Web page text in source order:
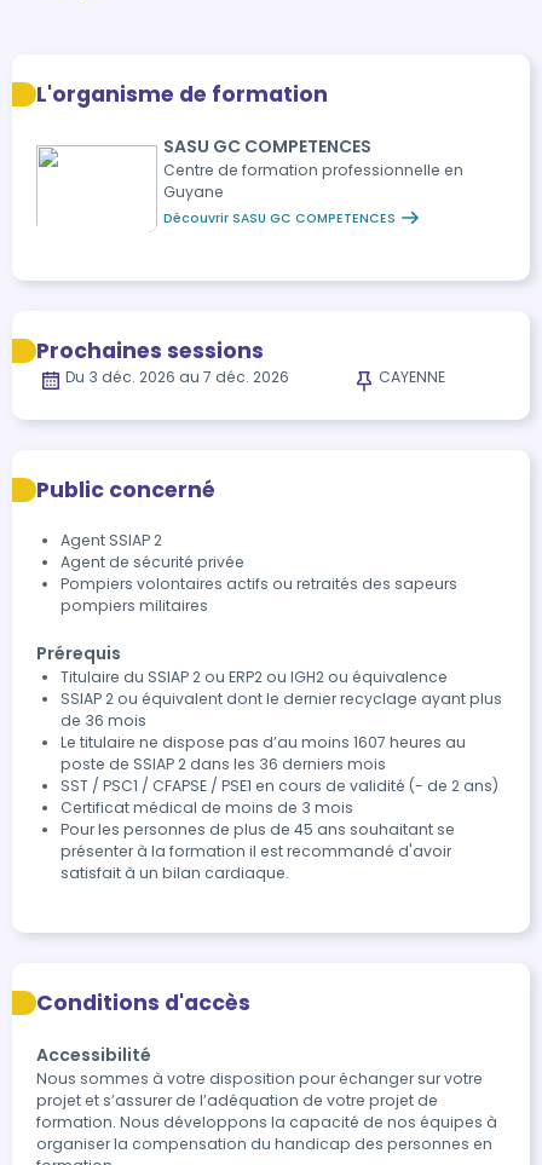
L'organisme de formation
SASU GC COMPETENCES
Centre de formation professionnelle en
Guyane
Découvrir SASU GC COMPETENCES
Prochaines sessions
Du 3 déc. 2026 au 7 déc. 2026 CAYENNE
Public concerné
Agent SSIAP 2
Agent de sécurité privée
Pompiers volontaires actifs ou retraités des sapeurs
pompiers militaires
Prérequis
Titulaire du SSIAP 2 ou ERP2 ou IGH2 ou équivalence
SSIAP 2 ou équivalent dont le dernier recyclage ayant plus
de 36 mois
Le titulaire ne dispose pas d’au moins 1607 heures au
poste de SSIAP 2 dans les 36 derniers mois
SST / PSC1 / CFAPSE / PSE1 en cours de validité (- de 2 ans)
Certificat médical de moins de 3 mois
Pour les personnes de plus de 45 ans souhaitant se
présenter à la formation il est recommandé d'avoir
satisfait à un bilan cardiaque.
Conditions d'accès
Accessibilité
Nous sommes à votre disposition pour échanger sur votre
projet et s’assurer de l’adéquation de votre projet de
formation. Nous développons la capacité de nos équipes à
organiser la compensation du handicap des personnes en